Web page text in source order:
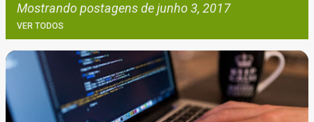
Mostrando postagens de junho 3, 2017
VER TODOS
o